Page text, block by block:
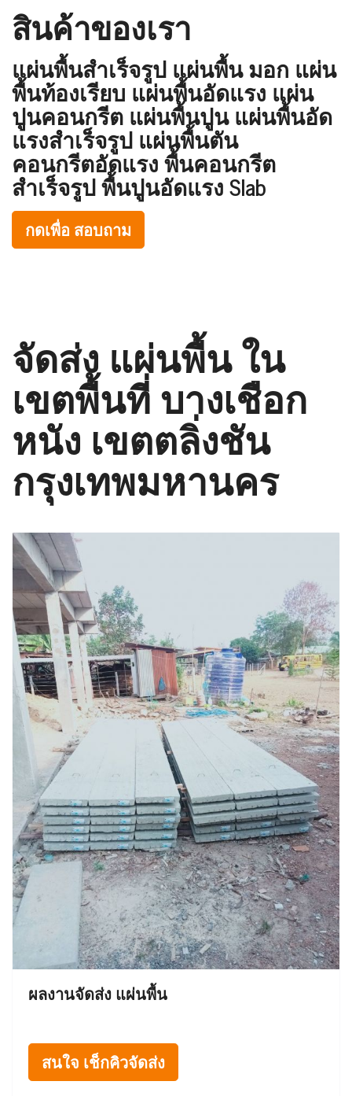
สินค้าของเรา
แผ่นพื้นสำเร็จรูป แผ่นพื้น มอก แผ่น
พื้นท้องเรียบ แผ่นพื้นอัดแรง แผ่น
ปูนคอนกรีต แผ่นพื้นปูน แผ่นพื้นอัด
แรงสำเร็จรูป แผ่นพื้นตัน
คอนกรีตอัดแรง พื้นคอนกรีต
สำเร็จรูป พื้นปูนอัดแรง Slab
กดเพื่อ สอบถาม
จัดส่ง แผ่นพื้น ใน
เขตพื้นที่ บางเชือก
หนัง เขตตลิ่งชัน
กรุงเทพมหานคร
ผลงานจัดส่ง แผ่นพื้น
สนใจ เช็กคิวจัดส่ง